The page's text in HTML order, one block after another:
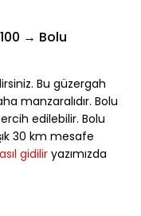
→ Bolu
Bu güzergah
manzaralıdır. Bolu
edilebilir. Bolu
30 km mesafe
gidilir yazımızda